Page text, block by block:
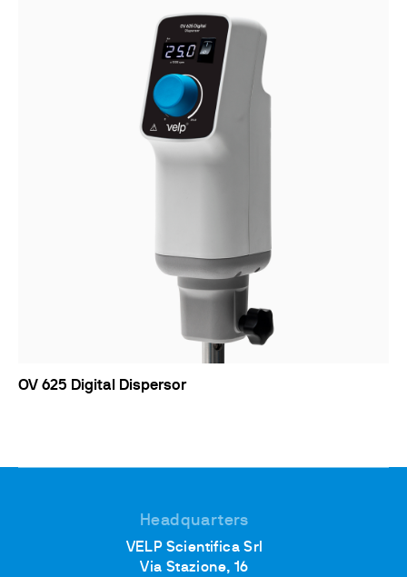
OV 625 Digital Dispersor
Headquarters
VELP Scientifica Srl
Via Stazione, 16